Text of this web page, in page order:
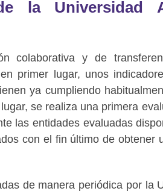
la Universidad
colaborativa y de
primer lugar, unos
ya cumpliendo
se realiza una primera
las entidades evaluadas
con el fin último de obtener
de manera periódica por la